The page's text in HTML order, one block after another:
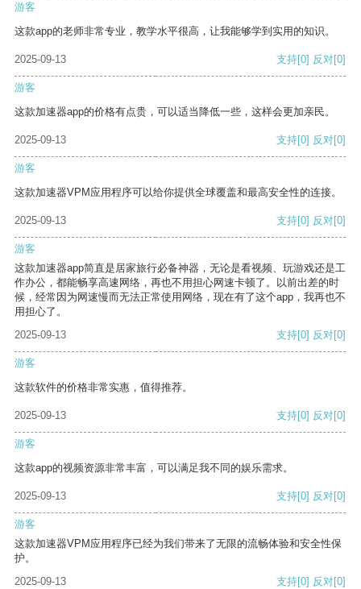
游客
这款app的老师非常专业，教学水平很高，让我能够学到实用的知识。
2025-09-13 支持[0] 反对[0]
游客
这款加速器app的价格有点贵，可以适当降低一些，这样会更加亲民。
2025-09-13 支持[0] 反对[0]
游客
这款加速器VPM应用程序可以给你提供全球覆盖和最高安全性的连接。
2025-09-13 支持[0] 反对[0]
游客
这款加速器app简直是居家旅行必备神器，无论是看视频、玩游戏还是工
作办公，都能畅享高速网络，再也不用担心网速卡顿了。以前出差的时
候，经常因为网速慢而无法正常使用网络，现在有了这个app，我再也不
用担心了。
2025-09-13
支持[0] 反对[0]
游客
这款软件的价格非常实惠，值得推荐。
2025-09-13 支持[0] 反对[0]
游客
这款app的视频资源非常丰富，可以满足我不同的娱乐需求。
2025-09-13 支持[0] 反对[0]
游客
这款加速器VPM应用程序已经为我们带来了无限的流畅体验和安全性保
护。
2025-09-13
支持[0] 反对[0]